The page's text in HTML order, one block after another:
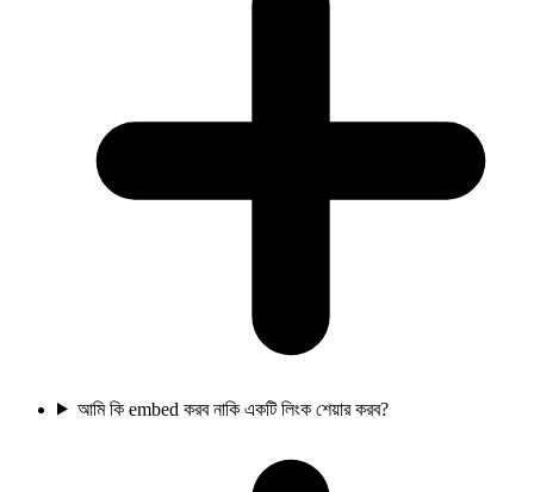
আমি কি embed করব নাকি একটি লিংক শেয়ার করব?